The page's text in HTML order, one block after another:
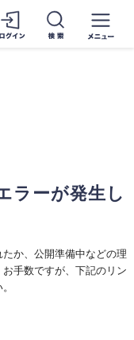
ラーが発生し
か、公開準備中などの理
手数ですが、下記のリン